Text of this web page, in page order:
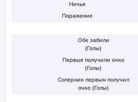
Ничья
Поражение
Обе забили
(Голы)
Первые получили очко
(Голы)
Соперник первым получил
очко (Голы)